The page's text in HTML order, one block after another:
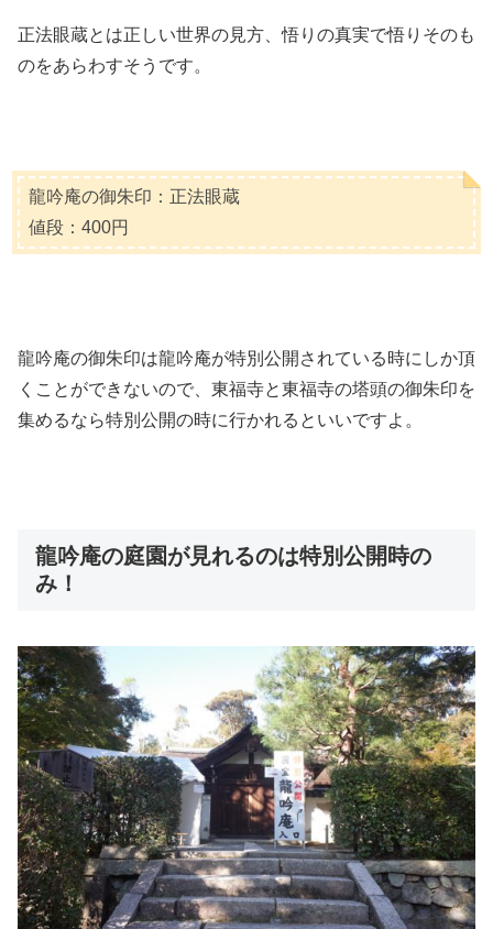
正法眼蔵とは正しい世界の見方、悟りの真実で悟りそのも
のをあらわすそうです。
龍吟庵の御朱印：正法眼蔵
値段：400円
龍吟庵の御朱印は龍吟庵が特別公開されている時にしか頂
くことができないので、東福寺と東福寺の塔頭の御朱印を
集めるなら特別公開の時に行かれるといいですよ。
龍吟庵の庭園が見れるのは特別公開時の
み！